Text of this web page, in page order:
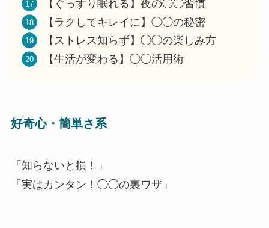
【ぐっすり眠れる】夜の◯◯習慣
【ラクしてキレイに】◯◯の秘密
【ストレス知らず】◯◯の楽しみ方
【生活が変わる】◯◯活用術
好奇心・簡単さ系
「知らないと損！」
「実はカンタン！◯◯の裏ワザ」